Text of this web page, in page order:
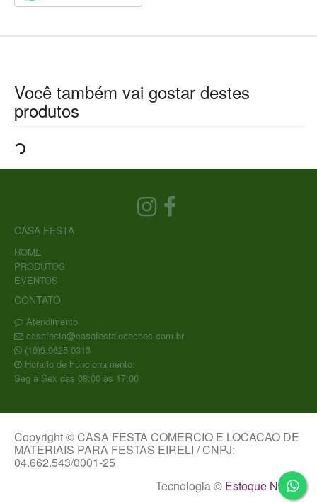
Você também vai gostar destes
produtos
CASA FESTA
HOME
PRODUTOS
EVENTOS
CONTATO
Atendimento
casafesta@casafestalocacoes.com.br
(19)9.9625-0313
Horário de Funcionamento:
Seg à Sex das 08:00 às 17:00
Copyright © CASA FESTA COMERCIO E LOCACAO DE
MATERIAIS PARA FESTAS EIRELI / CNPJ:
04.662.543/0001-25
Tecnologia © Estoque NOW.